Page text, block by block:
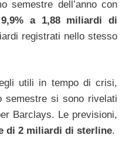
semestre dell’anno con
a 1,88 miliardi di
registrati nello stesso
utili in tempo di crisi,
semestre si sono rivelati
Barclays. Le previsioni,
di 2 miliardi di sterline.